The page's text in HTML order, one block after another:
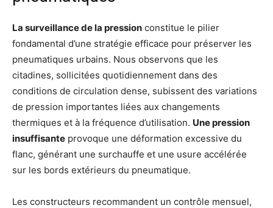
La surveillance de la pression constitue le pilier
fondamental d’une stratégie efficace pour préserver les
pneumatiques urbains. Nous observons que les
citadines, sollicitées quotidiennement dans des
conditions de circulation dense, subissent des variations
de pression importantes liées aux changements
thermiques et à la fréquence d’utilisation. Une pression
insuffisante provoque une déformation excessive du
flanc, générant une surchauffe et une usure accélérée
sur les bords extérieurs du pneumatique.
Les constructeurs recommandent un contrôle mensuel,